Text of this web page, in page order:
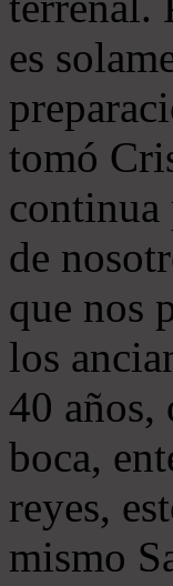
es
tomó
continua
de
que nos
los
40 años,
boca,
reyes,
mismo